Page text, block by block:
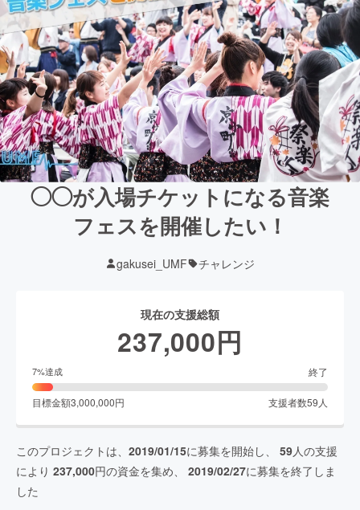
◯◯が入場チケットになる音楽
フェスを開催したい！
gakusei_UMF チャレンジ
現在の支援総額
237,000円
7%達成 終了
目標金額3,000,000円 支援者数59 人
このプロジェクトは、 2019/01/15に募集を開始し、 59人の支援
により 237,000円の資金を集め、 2019/02/27に募集を終了しま
した